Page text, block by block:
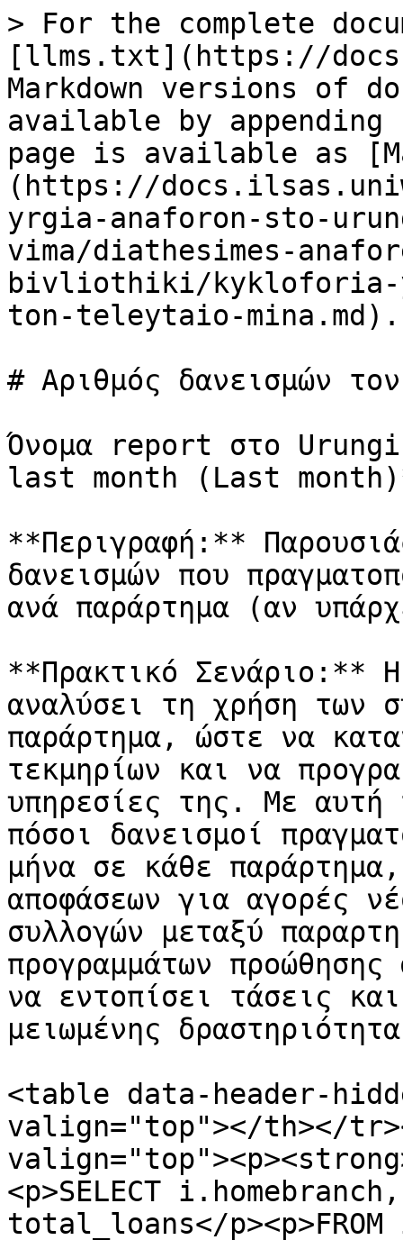
> For the complete
[llms.txt](https://
Markdown versions of
available by
page is available as
(https://
yrgia-anaforon-sto-
vima/diathesimes-
bivliothiki/kykloforia-
ton-teleytaio-mina.md).
# Αριθμός δανεισμών
Όνομα report στο
last month (Last
**Περιγραφή:**
δανεισμών που
ανά παράρτημα (αν
**Πρακτικό Σενάριο:**
αναλύσει τη χρήση των
παράρτημα, ώστε να
τεκμηρίων και να
υπηρεσίες της. Με αυτή
πόσοι δανεισμοί
μήνα σε κάθε
αποφάσεων για αγορές
συλλογών μεταξύ
προγραμμάτων
να εντοπίσει τάσεις
μειωμένης
<table data-header-
valign="top"></th></
<p>SELECT
total_loans</